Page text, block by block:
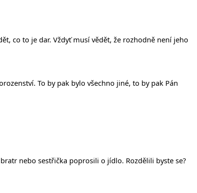
co to je dar. Vždyť musí vědět, že rozhodně není jeho
To by pak bylo všechno jiné, to by pak Pán
nebo sestřička poprosili o jídlo. Rozdělili byste se?